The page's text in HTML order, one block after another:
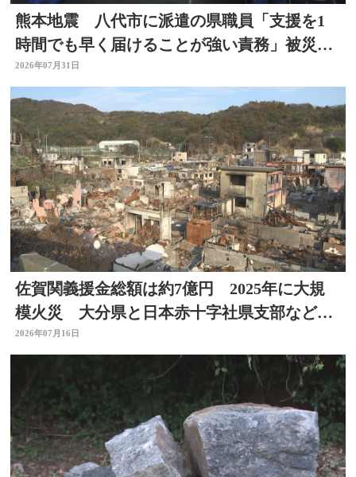
熊本地震 八代市に派遣の県職員「支援を1
時間でも早く届けることが強い責務」被災地
の状況語る 大分
2026年07月31日
佐賀関義援金総額は約7億円 2025年に大規
模火災 大分県と日本赤十字社県支部などが
受付
2026年07月16日